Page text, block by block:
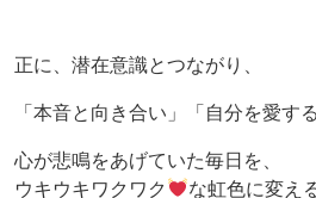
正に、潜在意識とつながり、
「本音と向き合い」「自分を愛す
心が悲鳴をあげていた毎日を、
ウキウキワクワク
な虹色に変え